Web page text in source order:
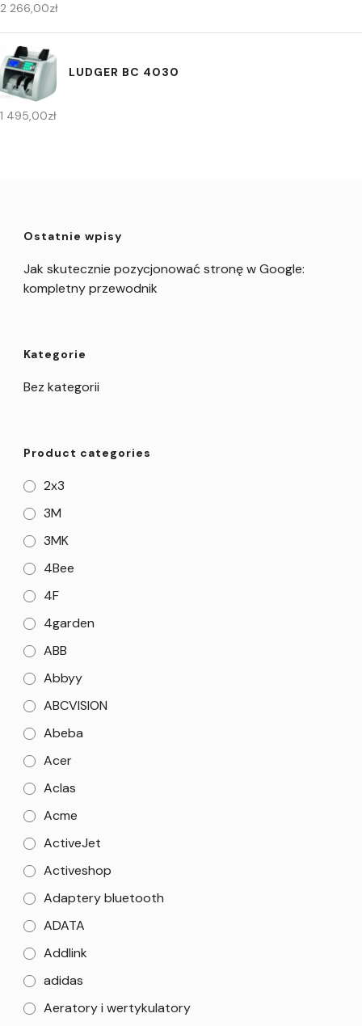
2 266,00zł
LUDGER BC 4030
1 495,00zł
Ostatnie wpisy
Jak skutecznie pozycjonować stronę w Google:
kompletny przewodnik
Kategorie
Bez kategorii
Product categories
2x3
3M
3MK
4Bee
4F
4garden
ABB
Abbyy
ABCVISION
Abeba
Acer
Aclas
Acme
ActiveJet
Activeshop
Adaptery bluetooth
ADATA
Addlink
adidas
Aeratory i wertykulatory